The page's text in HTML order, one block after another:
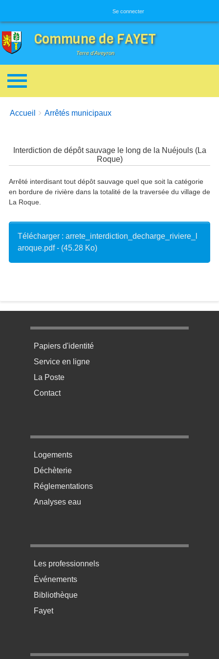
Se connecter
Commune de FAYET
Terre d'Aveyron
Breadcrumbs
You are here:
Accueil Arrêtés municipaux
Interdiction de dépôt sauvage le long de la Nuéjouls (La
Roque)
Arrêté interdisant tout dépôt sauvage quel que soit la catégorie
en bordure de rivière dans la totalité de la traversée du village de
La Roque.
Télécharger : arrete_interdiction_decharge_riviere_l
aroque.pdf - (45.28 Ko)
Menu pratique bas de page 1
Papiers d'identité
Service en ligne
La Poste
Contact
Menu pratique bas de page 2
Logements
Déchèterie
Réglementations
Analyses eau
Menu pratique bas de page 3
Les professionnels
Événements
Bibliothèque
Fayet